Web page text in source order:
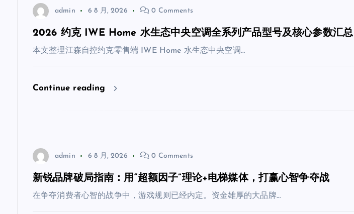
admin 6 8 月, 2026 0 Comments
2026 约克 IWE Home 水生态中央空调全系列产品型号及核心参数汇总
本文整理江森自控约克零售端 IWE Home 水生态中央空调…
Continue reading
admin 6 8 月, 2026 0 Comments
新锐品牌破局指南：用“超额因子”理论+电梯媒体，打赢心智争夺战
在争夺消费者心智的战争中，游戏规则已经内定。资金雄厚的大品牌…